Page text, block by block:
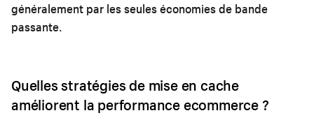
généralement par les seules économies de bande
passante.
Quelles stratégies de mise en cache
améliorent la performance ecommerce ?